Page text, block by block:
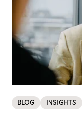
BLOG INSIGHTS